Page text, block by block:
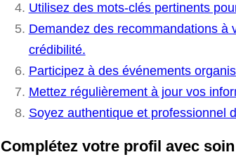
Utilisez des mots-clés pertinents
Demandez des recommandations à
crédibilité.
Participez à des événements
Mettez régulièrement à jour vos
Soyez authentique et professionnel
Complétez votre profil avec